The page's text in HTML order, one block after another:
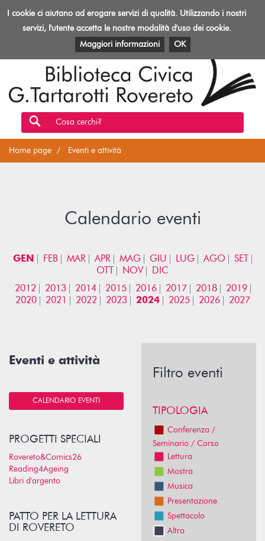
Toggle
Biblioteca
Rovereto
EVENTI E ATTIVITÀ PATRIMONIO E RISORSE
Cosa cerchi?
Home page Eventi e attività
Calendario eventi
GEN FEB MAR APR MAG GIU LUG AGO
SET
OTT
NOV
DIC
2012
2013 2014 2015 2016 2017 2018
2019
2020
2021 2022 2023 2024 2025 2026 2027
Eventi e attività
CALENDARIO EVENTI
PROGETTI SPECIALI
Rovereto&Comics26
Reading4Ageing
Libri d'argento
PATTO PER LA LETTURA
DI ROVERETO
Filtro eventi
TIPOLOGIA
Conferenza /
Seminario / Corso
Lettura
Mostra
Musica
Presentazione
Spettacolo
Altro
I cookie ci aiutano ad erogare servizi di qualità. Utilizzando i nostri
servizi, l'utente accetta le nostre modalità d'uso dei cookie.
Maggiori informazioni
OK